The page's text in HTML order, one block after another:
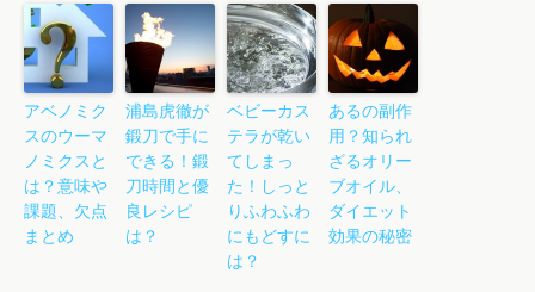
アベノミク
スのウーマ
ノミクスと
は？意味や
課題、欠点
まとめ
浦島虎徹が
鍛刀で手に
できる！鍛
刀時間と優
良レシピ
は？
ベビーカス
テラが乾い
てしまっ
た！しっと
りふわふわ
にもどすに
は？
あるの副作
用？知られ
ざるオリー
ブオイル、
ダイエット
効果の秘密